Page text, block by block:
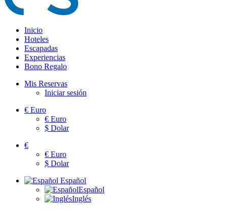
Inicio
Hoteles
Escapadas
Experiencias
Bono Regalo
Mis Reservas
Iniciar sesión
€ Euro
€ Euro
$ Dolar
€
€ Euro
$ Dolar
Español
Español
Inglés